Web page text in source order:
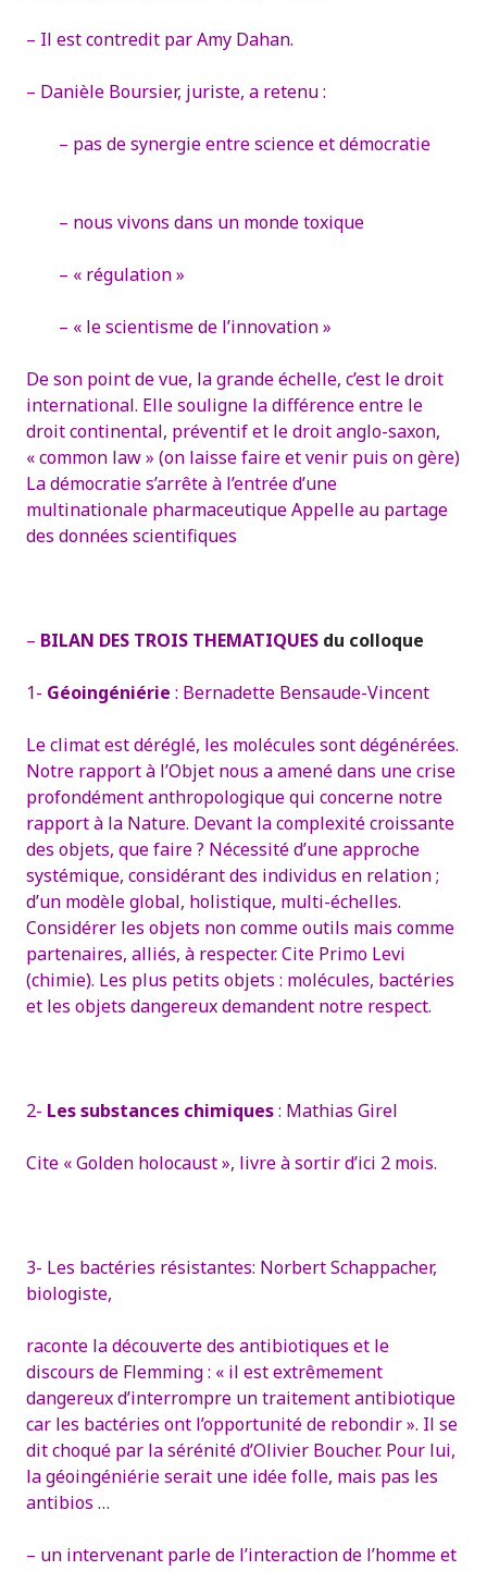
– Il est contredit par Amy Dahan.
– Danièle Boursier, juriste, a retenu :
– pas de synergie entre science et démocratie
– nous vivons dans un monde toxique
– « régulation »
– « le scientisme de l’innovation »
De son point de vue, la grande échelle, c’est le droit
international. Elle souligne la différence entre le
droit continental, préventif et le droit anglo-saxon,
« common law » (on laisse faire et venir puis on gère)
La démocratie s’arrête à l’entrée d’une
multinationale pharmaceutiqueAppelle au partage
des données scientifiques
– BILAN DES TROIS THEMATIQUES du colloque
1- Géoingéniérie : Bernadette Bensaude-Vincent
Le climat est déréglé, les molécules sont dégénérées.
Notre rapport à l’Objet nous a amené dans une crise
profondément anthropologique qui concerne notre
rapport à la Nature. Devant la complexité croissante
des objets, que faire ? Nécessité d’une approche
systémique, considérant des individus en relation ;
d’un modèle global, holistique, multi-échelles.
Considérer les objets non comme outils mais comme
partenaires, alliés, à respecter.Cite Primo Levi
(chimie). Les plus petits objets : molécules, bactéries
et les objets dangereux demandent notre respect.
2- Les substances chimiques: Mathias Girel
Cite « Golden holocaust », livre à sortir d’ici 2 mois.
3- Les bactéries résistantes: Norbert Schappacher,
biologiste,
raconte la découverte des antibiotiques et le
discours de Flemming : « il est extrêmement
dangereux d’interrompre un traitement antibiotique
car les bactéries ont l’opportunité de rebondir ». Il se
dit choqué par la sérénité d’Olivier Boucher. Pour lui,
la géoingéniérie serait une idée folle, mais pas les
antibios …
– un intervenant parle de l’interaction de l’homme et